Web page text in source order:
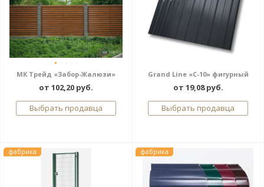
МК Трейд «Забор-Жалюзи»
от 102,20 руб.
Выбрать продавца
Grand Line «С-10» фигурный
от 19,08 руб.
Выбрать продавца
фабрика фабрика